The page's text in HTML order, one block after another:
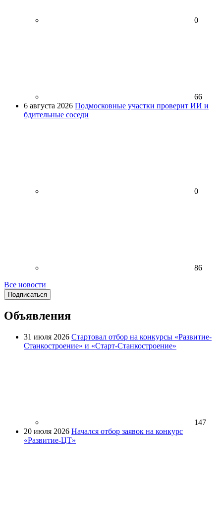
0
66
6 августа 2026 Подмосковные участки проверит ИИ и
бдительные соседи
0
86
Все новости
Подписаться
Объявления
31 июля 2026 Стартовал отбор на конкурсы «Развитие-
Станкостроение» и «Старт-Станкостроение»
147
20 июля 2026 Начался отбор заявок на конкурс
«Развитие-ЦТ»